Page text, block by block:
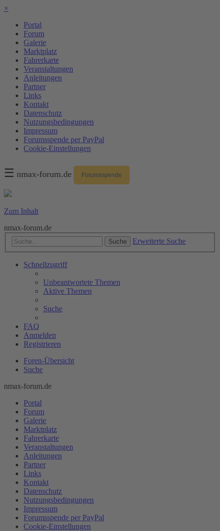
×
Portal
Forum
Galerie
Marktplatz
Fahrerkarte
Veranstaltungen
Anleitungen
Partner
Links
Kontakt
Datenschutz
Nutzungsbedingungen
Impressum
Forumsspende per PayPal
Cookie-Einstellungen
☰ nmax-forum.de Forumsspende
Zum Inhalt
nmax-forum.de
Suche Erweiterte Suche
Schnellzugriff
Unbeantwortete Themen
Aktive Themen
Suche
FAQ
Anmelden
Registrieren
Foren-Übersicht
Suche
nmax-forum.de
Portal
Forum
Galerie
Marktplatz
Fahrerkarte
Veranstaltungen
Anleitungen
Partner
Links
Kontakt
Datenschutz
Nutzungsbedingungen
Impressum
Forumsspende per PayPal
Cookie-Einstellungen